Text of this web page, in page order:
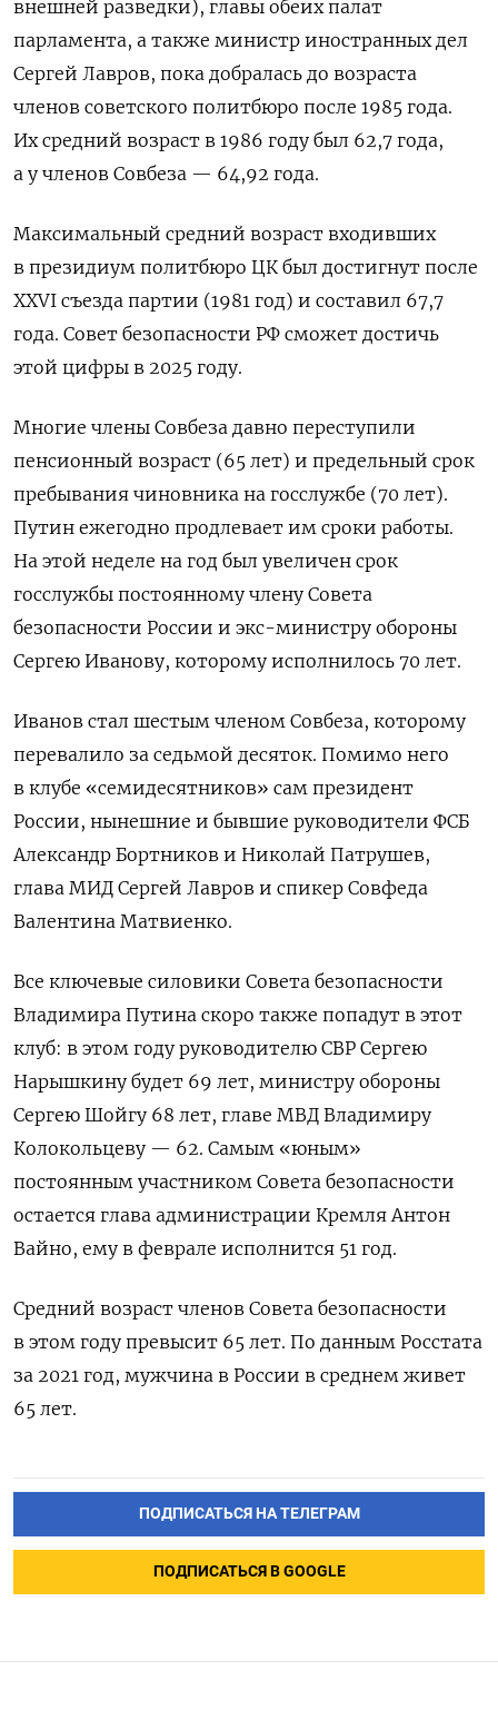
внешней разведки), главы обеих палат
парламента, а также министр иностранных дел
Сергей Лавров, пока добралась до возраста
членов советского политбюро после 1985 года.
Их средний возраст в 1986 году был 62,7 года,
а у членов Совбеза — 64,92 года.
Максимальный средний возраст входивших
в президиум политбюро ЦК был достигнут после
XXVI съезда партии (1981 год) и составил 67,7
года. Совет безопасности РФ сможет достичь
этой цифры в 2025 году.
Многие члены Совбеза давно переступили
пенсионный возраст (65 лет) и предельный срок
пребывания чиновника на госслужбе (70 лет).
Путин ежегодно продлевает им сроки работы.
На этой неделе на год был увеличен срок
госслужбы постоянному члену Совета
безопасности России и экс-министру обороны
Сергею Иванову, которому исполнилось 70 лет.
Иванов стал шестым членом Совбеза, которому
перевалило за седьмой десяток. Помимо него
в клубе «семидесятников» сам президент
России, нынешние и бывшие руководители ФСБ
Александр Бортников и Николай Патрушев,
глава МИД Сергей Лавров и спикер Совфеда
Валентина Матвиенко.
Все ключевые силовики Совета безопасности
Владимира Путина скоро также попадут в этот
клуб: в этом году руководителю СВР Сергею
Нарышкину будет 69 лет, министру обороны
Сергею Шойгу 68 лет, главе МВД Владимиру
Колокольцеву — 62. Самым «юным»
постоянным участником Совета безопасности
остается глава администрации Кремля Антон
Вайно, ему в феврале исполнится 51 год.
Средний возраст членов Совета безопасности
в этом году превысит 65 лет. По данным Росстата
за 2021 год, мужчина в России в среднем живет
65 лет.
ПОДПИСАТЬСЯ НА ТЕЛЕГРАМ
ПОДПИСАТЬСЯ В GOOGLE